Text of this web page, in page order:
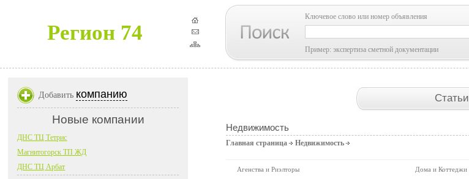
Регион 74
Ключевое слово или номер объявления
Пример: экспертиза сметной документации
Статьи
Недвижимость
Главная страница Недвижимость
Агенства и Риэлторы Дома и Коттеджи
Добавить компанию
Новые компании
ДНС ТЦ Тетрис
Магнитогорск ТП ЖД
ДНС ТЦ Арбат